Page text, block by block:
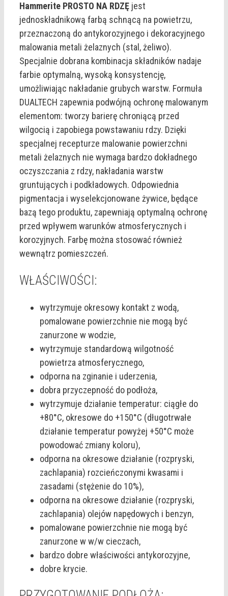
Hammerite PROSTO NA RDZĘ jest
jednoskładnikową farbą schnącą na powietrzu,
przeznaczoną do antykorozyjnego i dekoracyjnego
malowania metali żelaznych (stal, żeliwo).
Specjalnie dobrana kombinacja składników nadaje
farbie optymalną, wysoką konsystencję,
umożliwiając nakładanie grubych warstw. Formuła
DUALTECH zapewnia podwójną ochronę malowanym
elementom: tworzy barierę chroniącą przed
wilgocią i zapobiega powstawaniu rdzy. Dzięki
specjalnej recepturze malowanie powierzchni
metali żelaznych nie wymaga bardzo dokładnego
oczyszczania z rdzy, nakładania warstw
gruntujących i podkładowych. Odpowiednia
pigmentacja i wyselekcjonowane żywice, będące
bazą tego produktu, zapewniają optymalną ochronę
przed wpływem warunków atmosferycznych i
korozyjnych. Farbę można stosować również
wewnątrz pomieszczeń.
WŁAŚCIWOŚCI:
wytrzymuje okresowy kontakt z wodą,
pomalowane powierzchnie nie mogą być
zanurzone w wodzie,
wytrzymuje standardową wilgotność
powietrza atmosferycznego,
odporna na zginanie i uderzenia,
dobra przyczepność do podłoża,
wytrzymuje działanie temperatur: ciągłe do
+80°C, okresowe do +150°C (długotrwałe
działanie temperatur powyżej +50°C może
powodować zmiany koloru),
odporna na okresowe działanie (rozpryski,
zachlapania) rozcieńczonymi kwasami i
zasadami (stężenie do 10%),
odporna na okresowe działanie (rozpryski,
zachlapania) olejów napędowych i benzyn,
pomalowane powierzchnie nie mogą być
zanurzone w w/w cieczach,
bardzo dobre właściwości antykorozyjne,
dobre krycie.